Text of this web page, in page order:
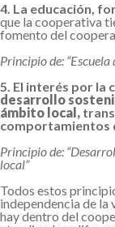
4. La educación,
que la cooperativa
fomento del
Principio de:
5. El interés por la
desarrollo
ámbito local,
comportamientos
Principio de:
local”
Todos estos
independencia de
hay dentro del